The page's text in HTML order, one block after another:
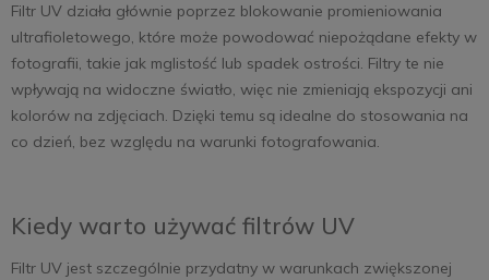
Filtr UV działa głównie poprzez blokowanie promieniowania
ultrafioletowego, które może powodować niepożądane efekty w
fotografii, takie jak mglistość lub spadek ostrości. Filtry te nie
wpływają na widoczne światło, więc nie zmieniają ekspozycji ani
kolorów na zdjęciach. Dzięki temu są idealne do stosowania na
co dzień, bez względu na warunki fotografowania.
Kiedy warto używać filtrów UV
Filtr UV jest szczególnie przydatny w warunkach zwiększonej